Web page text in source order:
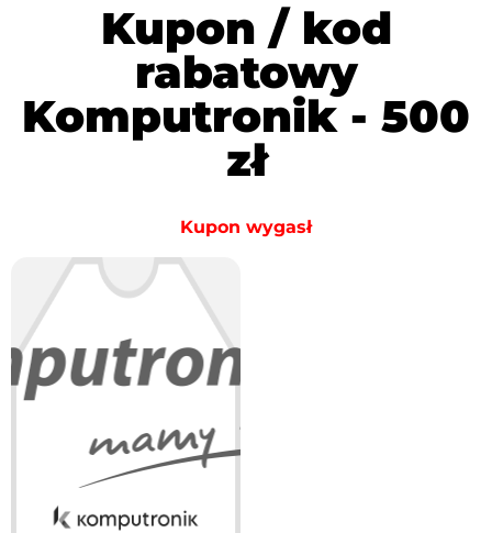
Kupon / kod
rabatowy
Komputronik - 500
zł
Kupon wygasł